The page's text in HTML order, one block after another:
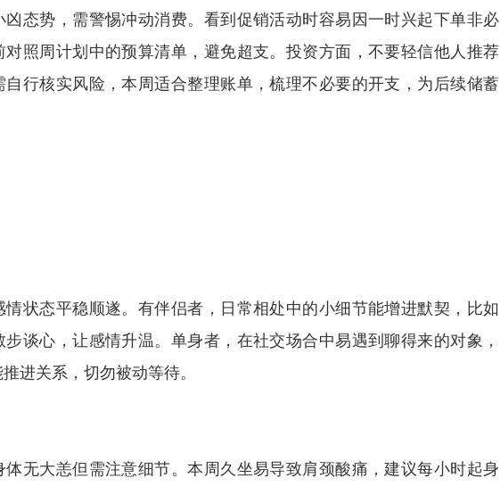
凶态势，需警惕冲动消费。看到促销活动时容易因一时兴起下单非必
对照周计划中的预算清单，避免超支。投资方面，不要轻信他人推荐
自行核实风险，本周适合整理账单，梳理不必要的开支，为后续储蓄
情状态平稳顺遂。有伴侣者，日常相处中的小细节能增进默契，比如
谈心，让感情升温。单身者，在社交场合中易遇到聊得来的对象，
进关系，切勿被动等待。
体无大恙但需注意细节。本周久坐易导致肩颈酸痛，建议每小时起身